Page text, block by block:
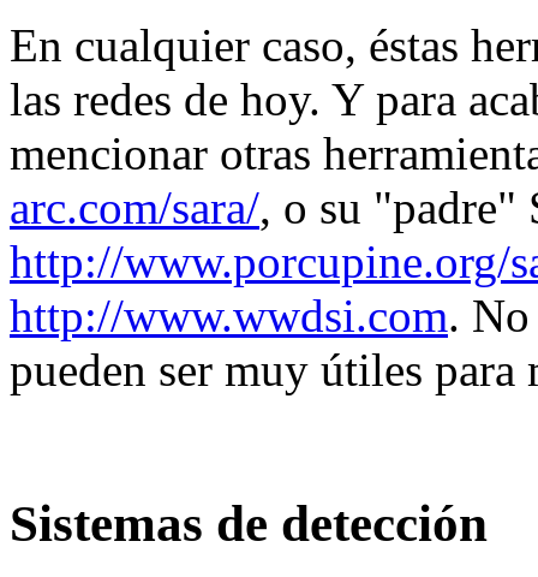
En cualquier caso, éstas
las redes de hoy. Y para
mencionar otras
arc.com/sara/, o su "padre"
http://www.porcupine.org/
http://www.wwdsi.com.
pueden ser muy útiles para
Sistemas de detección